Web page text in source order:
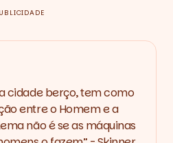
cidade berço, tem como
entre o Homem e a
não é se as máquinas